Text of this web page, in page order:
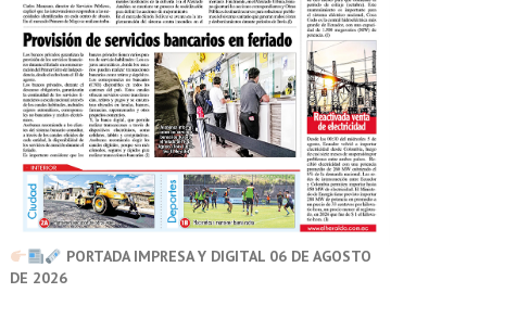
PORTADA IMPRESA Y DIGITAL 06 DE AGOSTO
DE 2026